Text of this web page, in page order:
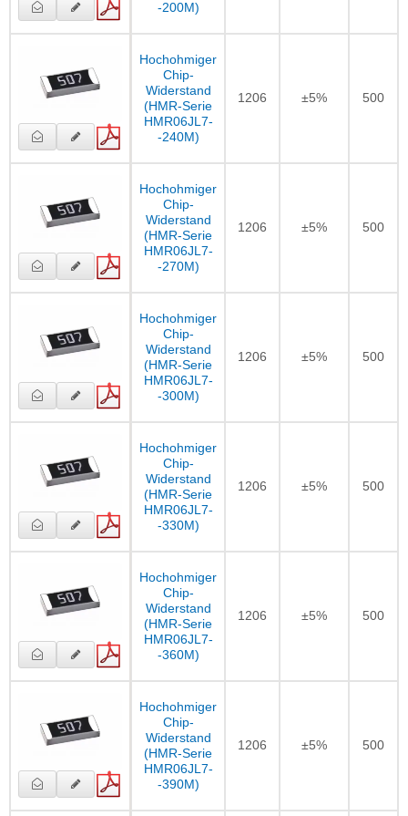
-200M)
Hochohmiger
Chip-
Widerstand
(HMR-Serie
HMR06JL7-
-240M)
1206 ±5% 500
Hochohmiger
Chip-
Widerstand
(HMR-Serie
HMR06JL7-
-270M)
1206 ±5% 500
Hochohmiger
Chip-
Widerstand
(HMR-Serie
HMR06JL7-
-300M)
1206 ±5% 500
Hochohmiger
Chip-
Widerstand
(HMR-Serie
HMR06JL7-
-330M)
1206 ±5% 500
Hochohmiger
Chip-
Widerstand
(HMR-Serie
HMR06JL7-
-360M)
1206 ±5% 500
Hochohmiger
Chip-
Widerstand
(HMR-Serie
HMR06JL7-
-390M)
1206 ±5% 500